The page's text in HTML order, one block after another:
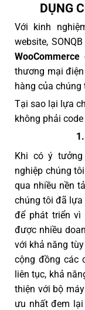
DỤNG
Với kinh
website,
WooCommerce
thương mại
hàng của chúng
Tại sao lại lựa
không phải code
Khi có ý tưởng
nghiệp chúng
qua nhiều nền
chúng tôi đã lựa
để phát triển vì
được nhiều
với khả năng
cộng đồng các
liên tục, khả
thiện với bộ
ưu nhất đem